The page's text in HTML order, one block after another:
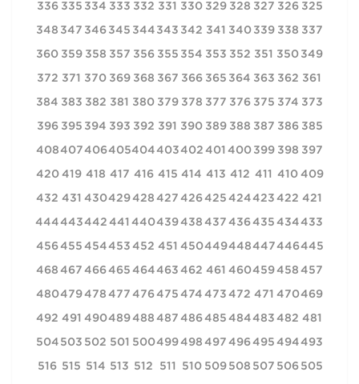
325
326
327
328
329
330
331
332
333
334
335
336
337
338
339
340
341
342
343
344
345
346
347
348
349
350
351
352
353
354
355
356
357
358
359
360
361
362
363
364
365
366
367
368
369
370
371
372
373
374
375
376
377
378
379
380
381
382
383
384
385
386
387
388
389
390
391
392
393
394
395
396
397
398
399
400
401
402
403
404
405
406
407
408
409
410
411
412
413
414
415
416
417
418
419
420
421
422
423
424
425
426
427
428
429
430
431
432
433
434
435
436
437
438
439
440
441
442
443
444
445
446
447
448
449
450
451
452
453
454
455
456
457
458
459
460
461
462
463
464
465
466
467
468
469
470
471
472
473
474
475
476
477
478
479
480
481
482
483
484
485
486
487
488
489
490
491
492
493
494
495
496
497
498
499
500
501
502
503
504
505
506
507
508
509
510
511
512
513
514
515
516